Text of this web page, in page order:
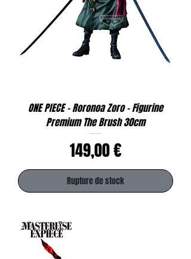
ONE PIECE - Roronoa Zoro - Figurine
Premium The Brush 30cm
Prix
149,00 €
Rupture de stock